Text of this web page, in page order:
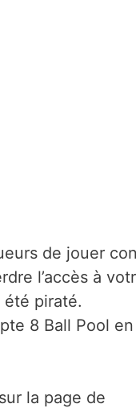
de jouer
l’accès à
piraté.
8 Ball Pool en
la page de